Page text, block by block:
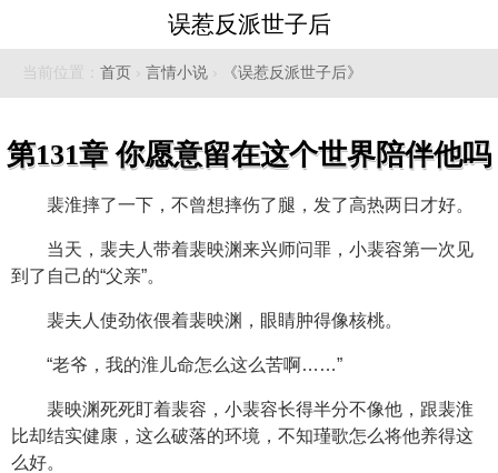
误惹反派世子后
当前位置： 首页 › 言情小说 › 《误惹反派世子后》
第131章 你愿意留在这个世界陪伴他吗
裴淮摔了一下，不曾想摔伤了腿，发了高热两日才好。
当天，裴夫人带着裴映渊来兴师问罪，小裴容第一次见
到了自己的“父亲”。
裴夫人使劲依偎着裴映渊，眼睛肿得像核桃。
“老爷，我的淮儿命怎么这么苦啊……”
裴映渊死死盯着裴容，小裴容长得半分不像他，跟裴淮
比却结实健康，这么破落的环境，不知瑾歌怎么将他养得这
么好。